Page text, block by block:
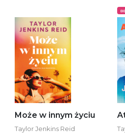
Może w innym życiu
Taylor Jenkins Reid